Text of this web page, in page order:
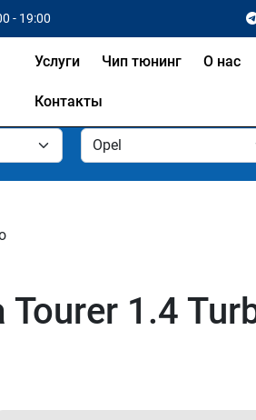
- 19:00
Услуги Чип тюнинг О нас
Контакты
1.4